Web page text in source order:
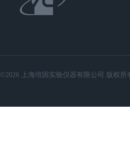
©2026 上海培因实验仪器有限公司 版权所